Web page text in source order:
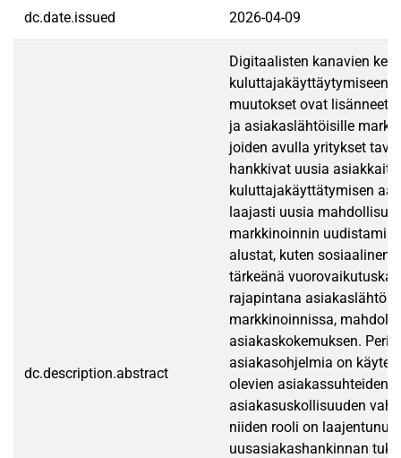
dc.date.issued 2026-04-09
dc.description.abstract
Digitaalisten kanavien
kuluttajakäyttäytymiseen
muutokset ovat lisänneet
ja asiakaslähtöisille
joiden avulla yritykset
hankkivat uusia
kuluttajakäyttätymisen
laajasti uusia
markkinoinnin
alustat, kuten sosiaalinen
tärkeänä
rajapintana
markkinoinnissa,
asiakaskokemuksen.
asiakasohjelmia on
olevien asiakassuhteiden
asiakasuskollisuuden
niiden rooli on laajentunut
uusasiakashankinnan